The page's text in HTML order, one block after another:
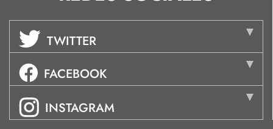
TWITTER
FACEBOOK
INSTAGRAM